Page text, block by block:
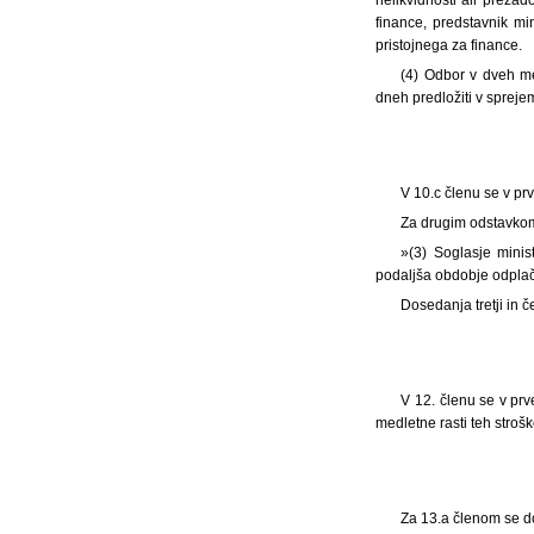
finance, predstavnik
pristojnega za finance.
(4) Odbor v dveh
dneh predložiti v
V 10.c členu se v
Za drugim
»(3) Soglasje
podaljša obdobje
Dosedanja tretji in
V 12. členu se v
medletne rasti teh
Za 13.a členom se